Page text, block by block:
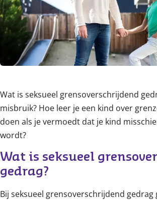
Wat is seksueel grensoverschrijdend
misbruik? Hoe leer je een kind over
doen als je vermoedt dat je kind
wordt?
Wat is seksueel
gedrag?
Bij seksueel grensoverschrijdend